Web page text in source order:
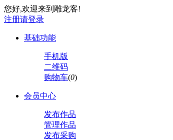
您好,欢迎来到雕龙客!
注册请登录
基础功能
手机版
二维码
购物车(0)
会员中心
发布作品
管理作品
发布采购